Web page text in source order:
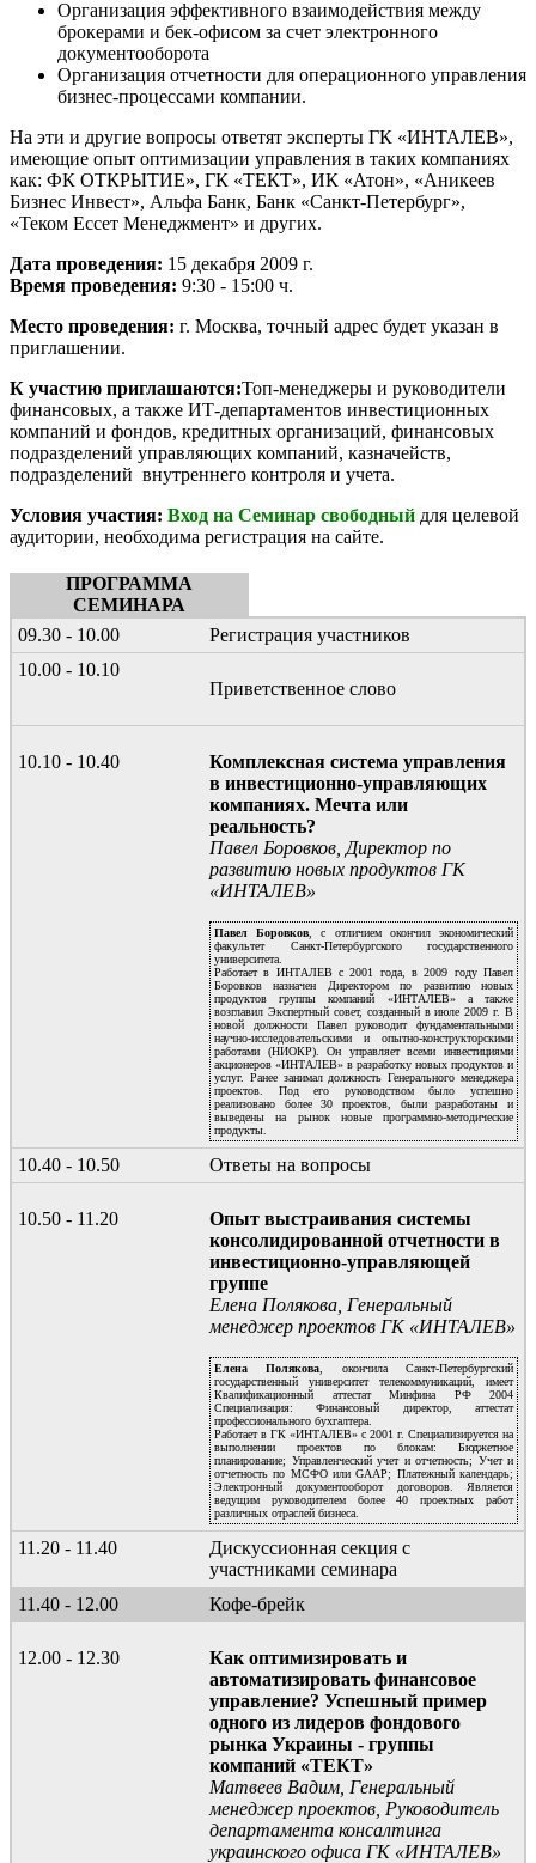
Организация эффективного взаимодействия между
брокерами и бек-офисом за счет электронного
документооборота
Организация отчетности для операционного управления
бизнес-процессами компании.
На эти и другие вопросы ответят эксперты ГК «ИНТАЛЕВ»,
имеющие опыт оптимизации управления в таких компаниях
как: ФК ОТКРЫТИЕ», ГК «ТЕКТ», ИК «Атон», «Аникеев
Бизнес Инвест», Альфа Банк, Банк «Санкт-Петербург»,
«Теком Ессет Менеджмент» и других.
Дата проведения: 15 декабря 2009 г.
Время проведения: 9:30 - 15:00 ч.
Место проведения: г. Москва, точный адрес будет указан в
приглашении.
К участию приглашаются:Топ-менеджеры и руководители
финансовых, а также ИТ-департаментов инвестиционных
компаний и фондов, кредитных организаций, финансовых
подразделений управляющих компаний, казначейств,
подразделений внутреннего контроля и учета.
Условия участия: Вход на Семинар свободный для целевой
аудитории, необходима регистрация на сайте.
ПРОГРАММА
СЕМИНАРА
09.30 - 10.00
Регистрация участников
10.00 - 10.10
Приветственное слово
10.10 - 10.40
Комплексная система управления
в инвестиционно-управляющих
компаниях. Мечта или
реальность?
Павел Боровков, Директор по
развитию новых продуктов ГК
«ИНТАЛЕВ»
Павел Боровков , с отличием окончил экономический
факультет Санкт-Петербургского государственного
университета.
Работает в ИНТАЛЕВ с 2001 года, в 2009 году Павел
Боровков назначен Директором по развитию новых
продуктов группы компаний «ИНТАЛЕВ» а также
возглавил Экспертный совет, созданный в июле 2009 г. В
новой должности Павел руководит фундаментальными
научно-исследовательскими и опытно-конструкторскими
работами (НИОКР). Он управляет всеми инвестициями
акционеров «ИНТАЛЕВ» в разработку новых продуктов и
услуг. Ранее занимал должность Генерального менеджера
проектов. Под его руководством было успешно
реализовано более 30 проектов, были разработаны и
выведены на рынок новые программно-методические
продукты.
10.40 - 10.50 Ответы на вопросы
10.50 - 11.20
Опыт выстраивания системы
консолидированной отчетности в
инвестиционно-управляющей
группе
Елена Полякова, Генеральный
менеджер проектов ГК «ИНТАЛЕВ»
Елена Полякова , окончила Санкт-Петербургский
государственный университет телекоммуникаций, имеет
Квалификационный аттестат Минфина РФ 2004
Специализация: Финансовый директор, аттестат
профессионального бухгалтера.
Работает в ГК «ИНТАЛЕВ» с 2001 г. Специализируется на
выполнении проектов по блокам: Бюджетное
планирование; Управленческий учет и отчетность; Учет и
отчетность по МСФО или GAAP; Платежный календарь;
Электронный документооборот договоров. Является
ведущим руководителем более 40 проектных работ
различных отраслей бизнеса.
11.20 - 11.40
Дискуссионная секция с
участниками семинара
11.40 - 12.00
Кофе-брейк
12.00 - 12.30
Как оптимизировать и
автоматизировать финансовое
управление? Успешный пример
одного из лидеров фондового
рынка Украины - группы
компаний «ТЕКТ»
Матвеев Вадим, Генеральный
менеджер проектов, Руководитель
департамента консалтинга
украинского офиса ГК «ИНТАЛЕВ»